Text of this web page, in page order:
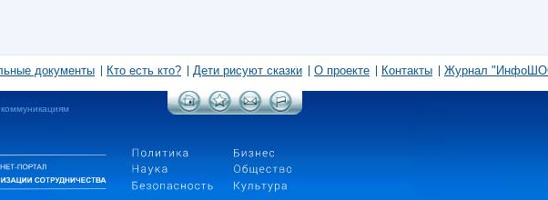
документы Кто есть кто? Дети рисуют сказки О проекте Контакты Журнал